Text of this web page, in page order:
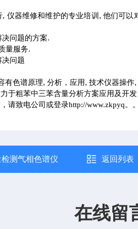
仪器维修和维护的专业培训, 他们可
问题的方案.
量服务.
问题
有色谱原理, 分析，应用, 技术仪器操作
于粗苯中三苯含量分析方案应用及开
请致电公司或登录http://www.zkpyq。
测气相色谱仪 返回列表
在线留